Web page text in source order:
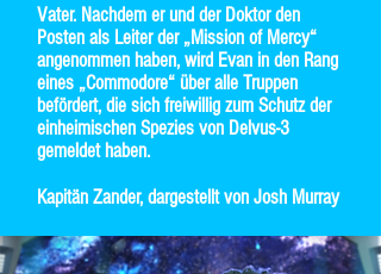
Vater. Nachdem er und der Doktor den
Posten als Leiter der „Mission of Mercy“
angenommen haben, wird Evan in den Rang
eines „Commodore“ über alle Truppen
befördert, die sich freiwillig zum Schutz der
einheimischen Spezies von Delvus-3
gemeldet haben.
Kapitän Zander, dargestellt von Josh Murray